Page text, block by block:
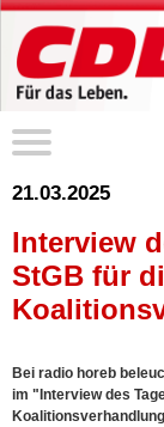
21.03.2025
Interview
StGB für
Bei radio horeb
im "Interview des